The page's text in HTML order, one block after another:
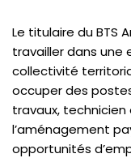
Le titulaire du BTS
travailler dans une
collectivité
occuper des
travaux,
l’aménagement
opportunités